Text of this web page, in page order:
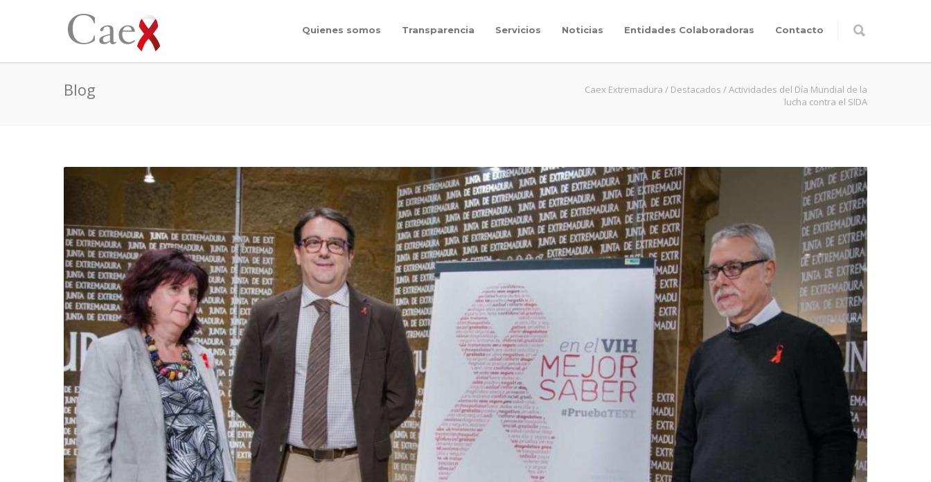
Quienes somos Transparencia Servicios Noticias Entidades Colaboradoras Contacto
Blog Caex Extremadura / Destacados /Actividades del Día Mundial de la
lucha contra el SIDA